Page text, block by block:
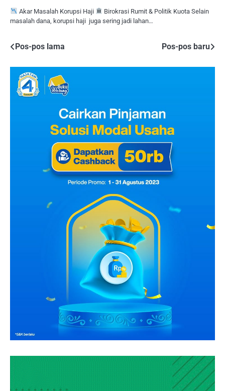
Akar Masalah Korupsi Haji
Birokrasi Rumit & Politik Kuota Selain
masalah dana, korupsi haji juga sering jadi lahan…
Navigasi
pos
Pos-pos lama Pos-pos baru